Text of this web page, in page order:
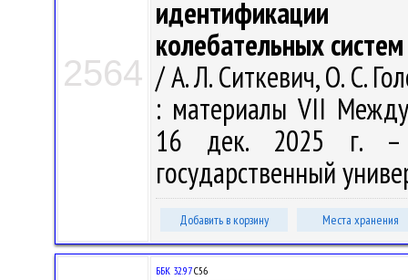
2564
идентификации
колебательных систем
/ А. Л. Ситкевич, О. С.
: материалы VII
16 дек. 2025 г. –
государственный
Добавить в корзину Места хранения
ББК 32.97С56